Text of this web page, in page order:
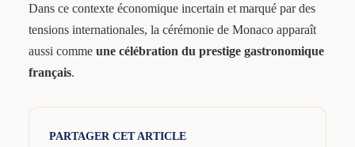
Dans ce contexte économique incertain et marqué par des
tensions internationales, la cérémonie de Monaco apparaît
aussi comme une célébration du prestige gastronomique
français.
PARTAGER CET ARTICLE